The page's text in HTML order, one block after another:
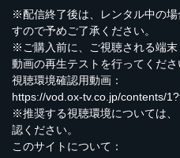
※配信終了後は、レンタル中の
すので予めご了承ください。
※ご購入前に、ご視聴される端
動画の再生テストを行ってくださ
視聴環境確認用動画：
https://vod.ox-tv.co.jp/contents/
※推奨する視聴環境については
認ください。
このサイトについて：